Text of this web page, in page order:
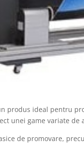
produs ideal pentru
unei game variate de
de promovare,